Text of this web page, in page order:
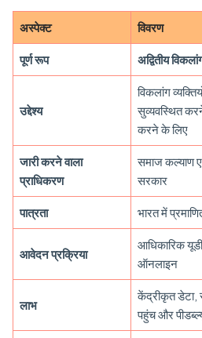
अस्पेक्ट विवरण
पूर्ण रूप अद्वितीय
उद्देश्य
विकलांग
सुव्यवस्थित
करने के लिए
जारी करने वाला
प्राधिकरण
समाज कल्याण
सरकार
पात्रता भारत में
आवेदन प्रक्रिया
आधिकारिक
ऑनलाइन
लाभ
केंद्रीकृत डेटा,
पहुंच और